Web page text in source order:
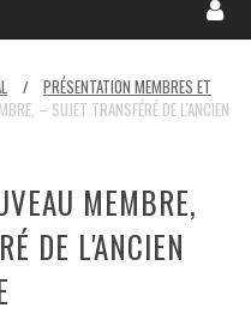
/
PRÉSENTATION MEMBRES ET
– SUJET TRANSFÉRÉ DE L'ANCIEN
MEMBRE,
DE L'ANCIEN